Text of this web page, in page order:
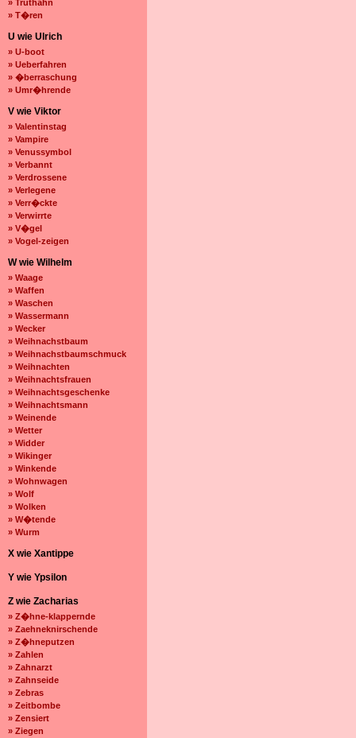
» Truthahn
» T�ren
U wie Ulrich
» U-boot
» Ueberfahren
» �berraschung
» Umr�hrende
V wie Viktor
» Valentinstag
» Vampire
» Venussymbol
» Verbannt
» Verdrossene
» Verlegene
» Verr�ckte
» Verwirrte
» V�gel
» Vogel-zeigen
W wie Wilhelm
» Waage
» Waffen
» Waschen
» Wassermann
» Wecker
» Weihnachstbaum
» Weihnachstbaumschmuck
» Weihnachten
» Weihnachtsfrauen
» Weihnachtsgeschenke
» Weihnachtsmann
» Weinende
» Wetter
» Widder
» Wikinger
» Winkende
» Wohnwagen
» Wolf
» Wolken
» W�tende
» Wurm
X wie Xantippe
Y wie Ypsilon
Z wie Zacharias
» Z�hne-klappernde
» Zaehneknirschende
» Z�hneputzen
» Zahlen
» Zahnarzt
» Zahnseide
» Zebras
» Zeitbombe
» Zensiert
» Ziegen